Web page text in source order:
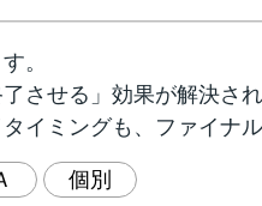
。
了させる」効果が解決
イミングも、ファイナ
個別